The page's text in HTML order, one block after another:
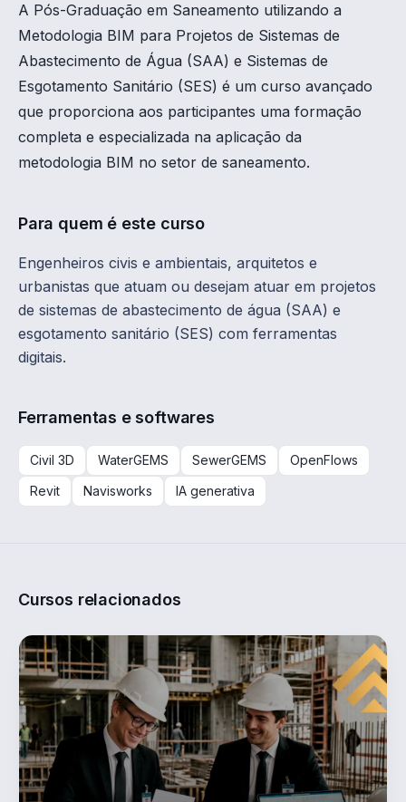
A Pós-Graduação em Saneamento utilizando a
Metodologia BIM para Projetos de Sistemas de
Abastecimento de Água (SAA) e Sistemas de
Esgotamento Sanitário (SES) é um curso avançado
que proporciona aos participantes uma formação
completa e especializada na aplicação da
metodologia BIM no setor de saneamento.
Para quem é este curso
Engenheiros civis e ambientais, arquitetos e
urbanistas que atuam ou desejam atuar em projetos
de sistemas de abastecimento de água (SAA) e
esgotamento sanitário (SES) com ferramentas
digitais.
Ferramentas e softwares
Civil 3D WaterGEMS SewerGEMS
OpenFlows
Revit
Navisworks IA generativa
Cursos relacionados